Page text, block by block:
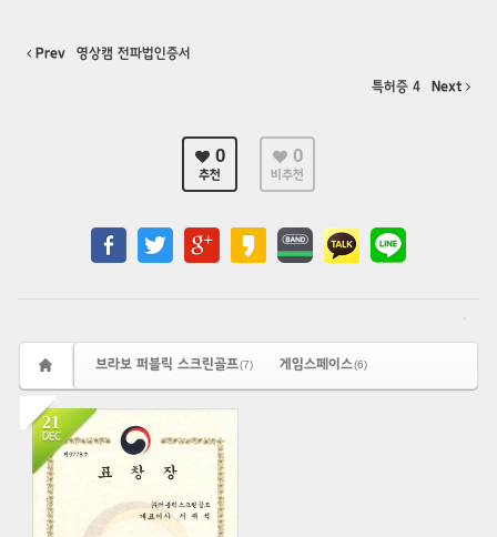
Prev 영상캠 전파법인증서
특허증 4 Next
0
추천
0
비추천
브라보 퍼블릭 스크린골프(7) 게임스페이스(6)
21
DEC